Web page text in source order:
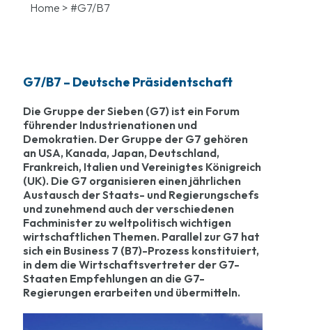
Home > #G7/B7
G7/B7 – Deutsche Präsidentschaft
Die Gruppe der Sieben (G7) ist ein Forum
führender Industrienationen und
Demokratien. Der Gruppe der G7 gehören
an USA, Kanada, Japan, Deutschland,
Frankreich, Italien und Vereinigtes Königreich
(UK). Die G7 organisieren einen jährlichen
Austausch der Staats- und Regierungschefs
und zunehmend auch der verschiedenen
Fachminister zu weltpolitisch wichtigen
wirtschaftlichen Themen. Parallel zur G7 hat
sich ein Business 7 (B7)-Prozess konstituiert,
in dem die Wirtschaftsvertreter der G7-
Staaten Empfehlungen an die G7-
Regierungen erarbeiten und übermitteln.